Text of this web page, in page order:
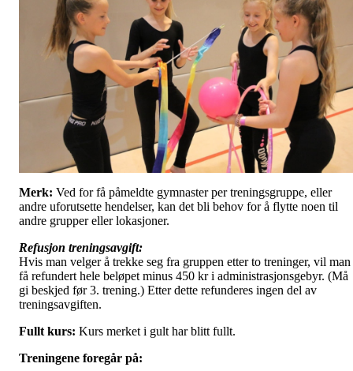
Merk: Ved for få påmeldte gymnaster per treningsgruppe, eller
andre uforutsette hendelser, kan det bli behov for å flytte noen til
andre grupper eller lokasjoner.
Refusjon treningsavgift:
Hvis man velger å trekke seg fra gruppen etter to treninger, vil man
få refundert hele beløpet minus 450 kr i administrasjonsgebyr. (Må
gi beskjed før 3. trening.) Etter dette refunderes ingen del av
treningsavgiften.
Fullt kurs: Kurs merket i gult har blitt fullt.
Treningene foregår på: